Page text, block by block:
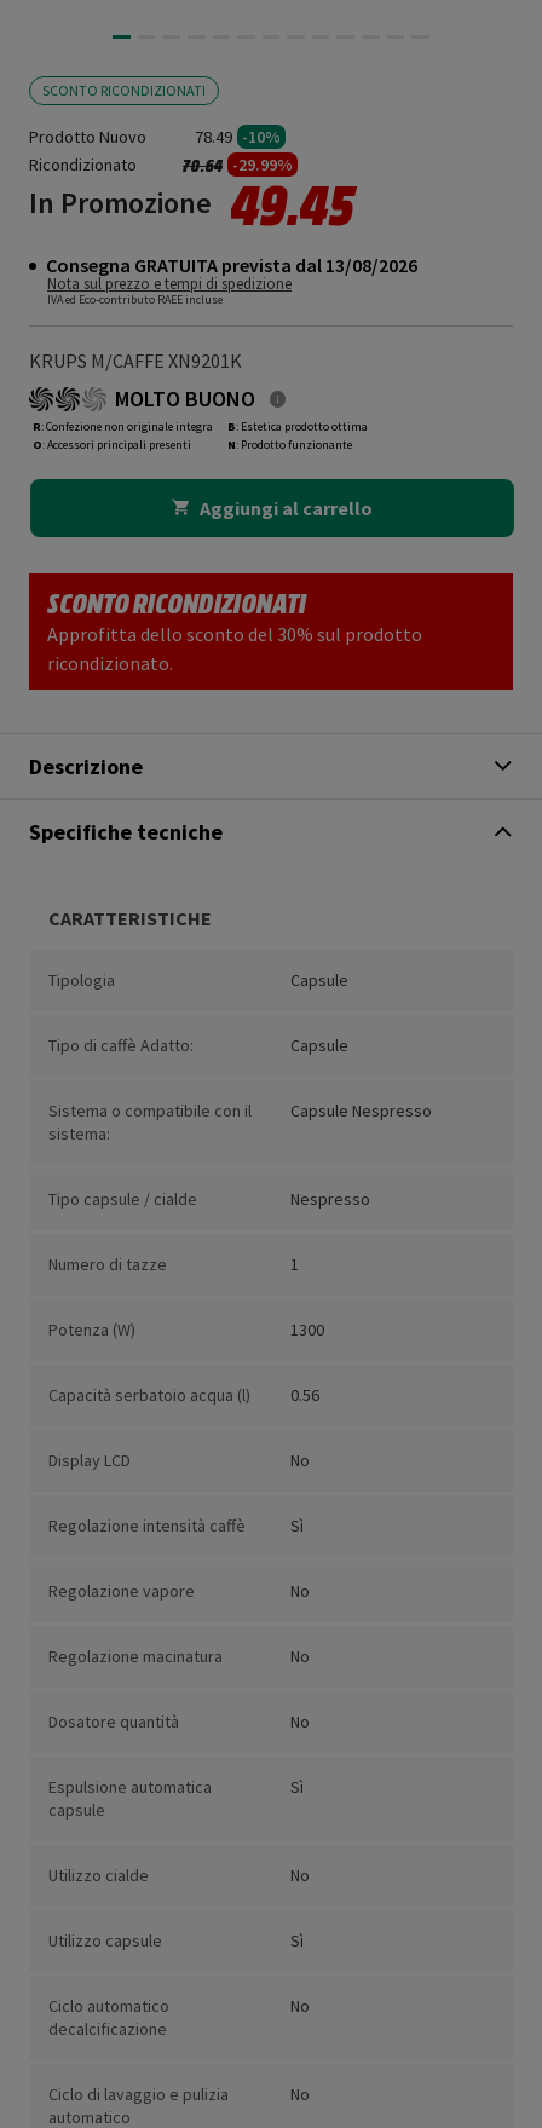
SCONTO RICONDIZIONATI
Prodotto Nuovo 78.49 -10%
Ricondizionato
Prezzo ridotto da
70.64a -29.99%
In Promozione 49.45
Consegna GRATUITA prevista dal 13/08/2026
Nota sul prezzo e tempi di spedizione
IVA ed Eco-contributo RAEE incluse
KRUPS M/CAFFE XN9201K
MOLTO BUONO
R: Confezione non originale integra
O: Accessori principali presenti
B: Estetica prodotto ottima
N: Prodotto funzionante
Aggiungi al carrello
SCONTO RICONDIZIONATI
Approfitta dello sconto del 30% sul prodotto
ricondizionato.
Descrizione
Specifiche tecniche
CARATTERISTICHE
Tipologia Capsule
Tipo di caffè Adatto: Capsule
Sistema o compatibile con il
sistema:
Capsule Nespresso
Tipo capsule / cialde Nespresso
Numero di tazze 1
Potenza (W) 1300
Capacità serbatoio acqua (l) 0.56
Display LCD No
Regolazione intensità caffè Sì
Regolazione vapore No
Regolazione macinatura No
Dosatore quantità No
Espulsione automatica
capsule
Sì
Utilizzo cialde No
Utilizzo capsule Sì
Ciclo automatico
decalcificazione
No
Ciclo di lavaggio e pulizia
automatico
No